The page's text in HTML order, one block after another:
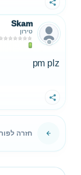
שתף
Skam
טירון
pm plz
שתף
חזרה